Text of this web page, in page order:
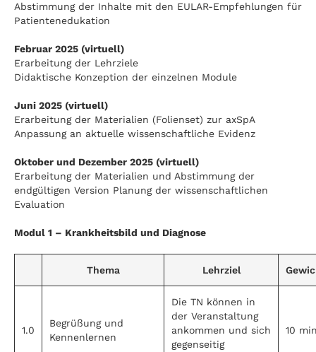
Abstimmung der Inhalte mit den EULAR-Empfehlungen für
Patientenedukation
Februar 2025 (virtuell)
Erarbeitung der Lehrziele
Didaktische Konzeption der einzelnen Module
Juni 2025 (virtuell)
Erarbeitung der Materialien (Folienset) zur axSpA
Anpassung an aktuelle wissenschaftliche Evidenz
Oktober und Dezember 2025 (virtuell)
Erarbeitung der Materialien und Abstimmung der
endgültigen Version Planung der wissenschaftlichen
Evaluation
Modul 1 – Krankheitsbild und Diagnose
Thema Lehrziel
1.0
Begrüßung und
Kennenlernen
Die TN können in
der Veranstaltung
ankommen und sich
gegenseitig
10